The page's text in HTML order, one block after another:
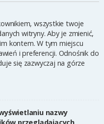
wszystkie twoje
witryny. Aby je zmienić,
kontem. W tym miejscu
i preferencji. Odnośnik do
się zazwyczaj na górze
nazwy